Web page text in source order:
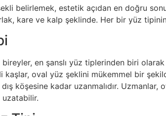
belirlemek, estetik açıdan en doğru
kare ve kalp şeklinde. Her bir yüz
en şanslı yüz tiplerinden biri
kaşlar, oval yüz şeklini mükemmel bir
köşesine kadar uzanmalıdır.
uzatabilir.